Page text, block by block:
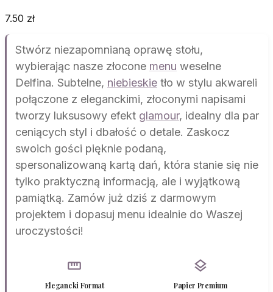
7.50 zł
Stwórz niezapomnianą oprawę stołu,
wybierając nasze złocone menu weselne
Delfina. Subtelne, niebieskie tło w stylu akwareli
połączone z eleganckimi, złoconymi napisami
tworzy luksusowy efekt glamour, idealny dla par
ceniących styl i dbałość o detale. Zaskocz
swoich gości pięknie podaną,
spersonalizowaną kartą dań, która stanie się nie
tylko praktyczną informacją, ale i wyjątkową
pamiątką. Zamów już dziś z darmowym
projektem i dopasuj menu idealnie do Waszej
uroczystości!
straighten
Elegancki Format
layers
Papier Premium